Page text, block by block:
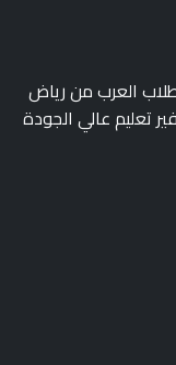
العرب من رياض
تعليم عالي الجودة